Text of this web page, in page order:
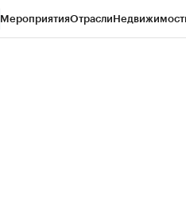
МероприятияОтрасли